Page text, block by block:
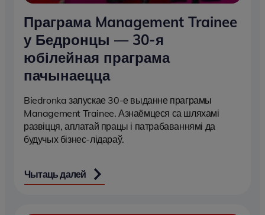
Праграма Management Trainee
у Бедронцы — 30-я
юбілейная праграма
пачынаецца
Biedronka запускае 30-е выданне праграмы
Management Trainee. Азнаёмцеся са шляхамі
развіцця, аплатай працы і патрабаваннямі да
будучых бізнес-лідараў.
Чытаць далей